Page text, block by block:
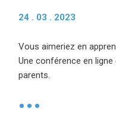
24 . 03 . 2023
Vous aimeriez en
Une conférence en
parents.
•